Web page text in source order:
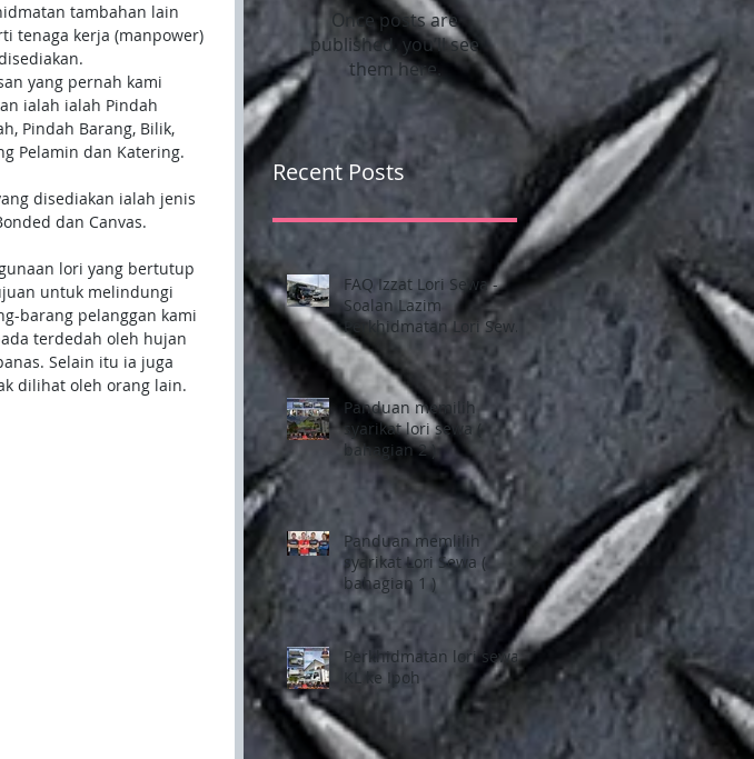
tambahan lain
tenaga kerja (manpower)
yang pernah kami
ialah ialah Pindah
Pindah Barang, Bilik,
Pelamin dan Katering.
disediakan ialah jenis
dan Canvas.
lori yang bertutup
untuk melindungi
barang pelanggan kami
terdedah oleh hujan
Selain itu ia juga
dilihat oleh orang lain.
Once posts are
published, you’ll see
them here.
Recent Posts
FAQ Izzat Lori Sewa -
Soalan Lazim
Perkhidmatan Lori Sewa
1 tan, Pindah Rumah di
Selangor dan Kuala
Lumpur
Panduan memilih
syarikat lori sewa (
bahagian 2 )
Panduan memlilih
syarikat Lori Sewa (
bahagian 1 )
Perkhidmatan lori sewa
KL ke Ipoh